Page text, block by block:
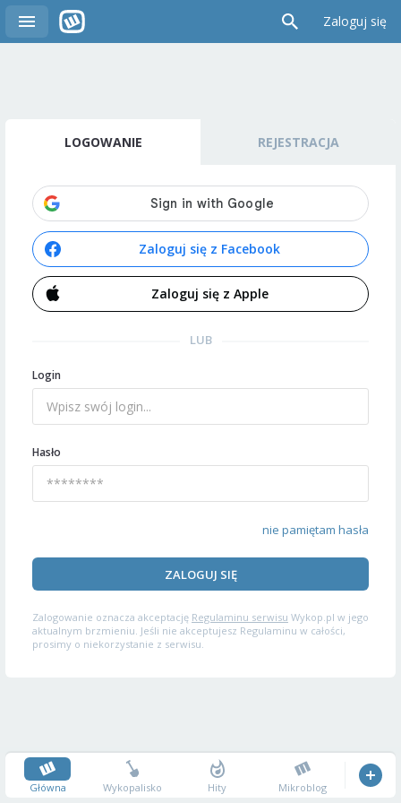
Zaloguj się
LOGOWANIE REJESTRACJA
Zaloguj się z Facebook
Zaloguj się z Apple
LUB
Login
Hasło
nie pamiętam hasła
ZALOGUJ SIĘ
Zalogowanie oznacza akceptację Regulaminu serwisu Wykop.pl w jego
aktualnym brzmieniu. Jeśli nie akceptujesz Regulaminu w całości,
prosimy o niekorzystanie z serwisu.
Główna Wykopalisko Hity Mikroblog